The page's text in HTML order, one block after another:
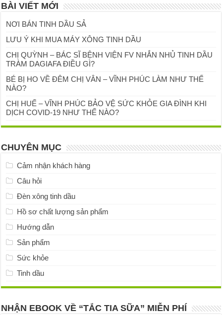
BÀI VIẾT MỚI
NƠI BÁN TINH DẦU SẢ
LƯU Ý KHI MUA MÁY XÔNG TINH DẦU
CHỊ QUỲNH – BÁC SĨ BỆNH VIỆN FV NHẮN NHỦ TINH DẦU
TRÀM DAGIAFA ĐIỀU GÌ?
BÉ BỊ HO VỀ ĐÊM CHỊ VÂN – VĨNH PHÚC LÀM NHƯ THẾ
NÀO?
CHỊ HUẾ – VĨNH PHÚC BẢO VỆ SỨC KHỎE GIA ĐÌNH KHI
DỊCH COVID-19 NHƯ THẾ NÀO?
CHUYÊN MỤC
Cảm nhận khách hàng
Câu hỏi
Đèn xông tinh dầu
Hồ sơ chất lượng sản phẩm
Hướng dẫn
Sản phẩm
Sức khỏe
Tinh dầu
NHẬN EBOOK VỀ “TẮC TIA SỮA” MIỄN PHÍ